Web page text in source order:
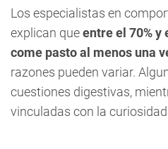
Los especialistas en
explican queentre el 70% y
come pasto al menos una
razones pueden variar.
cuestiones digestivas,
vinculadas con la